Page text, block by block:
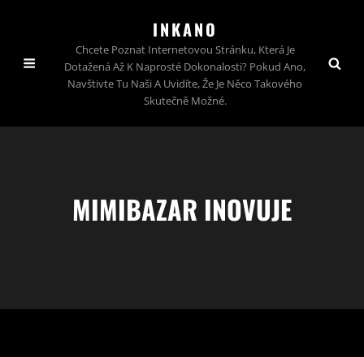
INKANO
Chcete Poznat Internetovou Stránku, Která Je
Dotažená Až K Naprosté Dokonalosti? Pokud Ano,
Navštivte Tu Naši A Uvidíte, Že Je Něco Takového
Skutečně Možné.
MIMIBAZAR INOVUJE